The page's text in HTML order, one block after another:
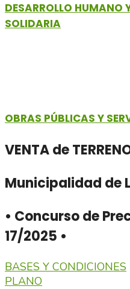
DESARROLLO HUMANO
SOLIDARIA
OBRAS PÚBLICAS Y
VENTA de
Municipalidad de
• Concurso de
17/2025 •
BASES Y CONDICIONES
PLANO